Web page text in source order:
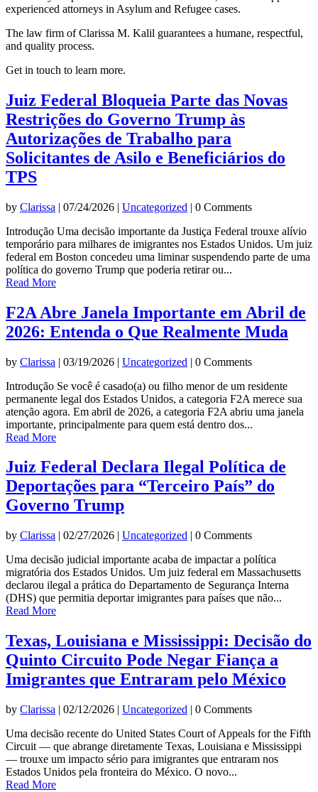
experienced attorneys in Asylum and Refugee cases.
The law firm of Clarissa M. Kalil guarantees a humane, respectful,
and quality process.
Get in touch to learn more.
Juiz Federal Bloqueia Parte das Novas
Restrições do Governo Trump às
Autorizações de Trabalho para
Solicitantes de Asilo e Beneficiários do
TPS
by Clarissa | 07/24/2026 | Uncategorized | 0 Comments
Introdução Uma decisão importante da Justiça Federal trouxe alívio
temporário para milhares de imigrantes nos Estados Unidos. Um juiz
federal em Boston concedeu uma liminar suspendendo parte de uma
política do governo Trump que poderia retirar ou...
Read More
F2A Abre Janela Importante em Abril de
2026: Entenda o Que Realmente Muda
by Clarissa | 03/19/2026 | Uncategorized | 0 Comments
Introdução Se você é casado(a) ou filho menor de um residente
permanente legal dos Estados Unidos, a categoria F2A merece sua
atenção agora. Em abril de 2026, a categoria F2A abriu uma janela
importante, principalmente para quem está dentro dos...
Read More
Juiz Federal Declara Ilegal Política de
Deportações para “Terceiro País” do
Governo Trump
by Clarissa | 02/27/2026 | Uncategorized | 0 Comments
Uma decisão judicial importante acaba de impactar a política
migratória dos Estados Unidos. Um juiz federal em Massachusetts
declarou ilegal a prática do Departamento de Segurança Interna
(DHS) que permitia deportar imigrantes para países que não...
Read More
Texas, Louisiana e Mississippi: Decisão do
Quinto Circuito Pode Negar Fiança a
Imigrantes que Entraram pelo México
by Clarissa | 02/12/2026 | Uncategorized | 0 Comments
Uma decisão recente do United States Court of Appeals for the Fifth
Circuit — que abrange diretamente Texas, Louisiana e Mississippi
— trouxe um impacto sério para imigrantes que entraram nos
Estados Unidos pela fronteira do México. O novo...
Read More